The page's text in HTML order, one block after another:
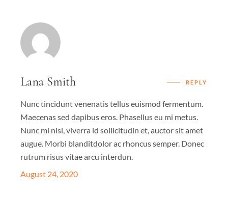
REPLY
Lana Smith
Nunc tincidunt venenatis tellus euismod fermentum.
Maecenas sed dapibus eros. Phasellus eu mi metus.
Nunc mi nisl, viverra id sollicitudin et, auctor sit amet
augue. Morbi blanditdolor ac rhoncus semper. Donec
rutrum risus vitae arcu interdun.
August 24, 2020